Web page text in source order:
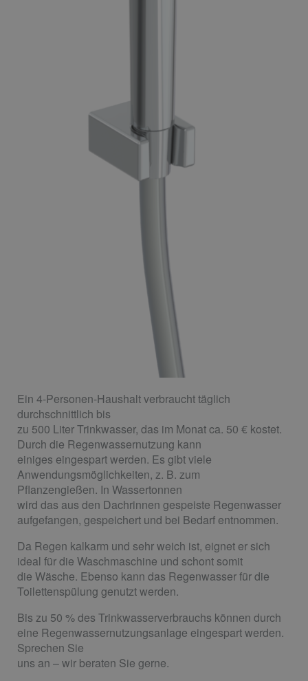
Ein 4-Personen-Haushalt verbraucht täglich
durchschnittlich bis
zu 500 Liter Trinkwasser, das im Monat ca. 50 € kostet.
Durch die Regenwassernutzung kann
einiges eingespart werden. Es gibt viele
Anwendungsmöglichkeiten, z. B. zum
Pflanzengießen. In Wassertonnen
wird das aus den Dachrinnen gespeiste Regenwasser
aufgefangen, gespeichert und bei Bedarf entnommen.
Da Regen kalkarm und sehr weich ist, eignet er sich
ideal für die Waschmaschine und schont somit
die Wäsche. Ebenso kann das Regenwasser für die
Toilettenspülung genutzt werden.
Bis zu 50 % des Trinkwasserverbrauchs können durch
eine Regenwassernutzungsanlage eingespart werden.
Sprechen Sie
uns an – wir beraten Sie gerne.